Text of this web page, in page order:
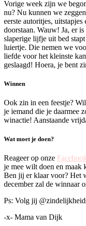
Vorige week zijn we
nu? Nu kunnen we
eerste autoritjes,
doorstaan. Wauw! Ja, er
slaperige lijfje uit bed
luiertje. Die nemen we
liefde voor het kleinste
geslaagd! Hoera, je bent
Winnen
Ook zin in een feestje?
je iemand die je daarmee
winactie! Aanstaande
Wat moet je doen?
Reageer op onze
je mee wilt doen en maak
Ben jij er klaar voor? Het
december zal de winnaar
Ps: Volg jij
-x- Mama van Dijk